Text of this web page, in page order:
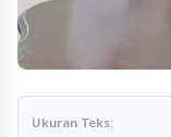
Ukuran Teks: